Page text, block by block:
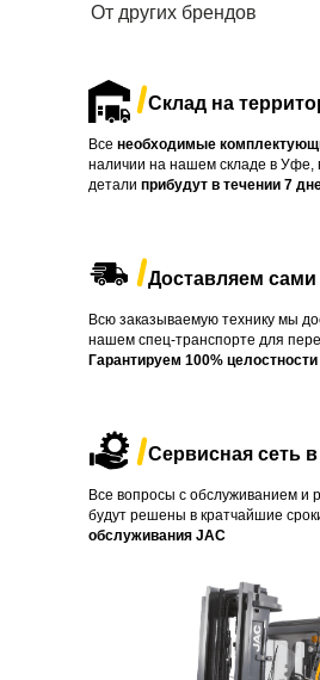
От других брендов
Все вопросы с обслуживанием и
будут решены в кратчайшие
обслуживания JAC
Сервисная сеть
Все необходимые
наличии на нашем складе в Уфе,
детали прибудут в течении 7
Склад на
Всю заказываемую технику мы
нашем спец-транспорте для
Гарантируем 100% целостности
Доставляем сами